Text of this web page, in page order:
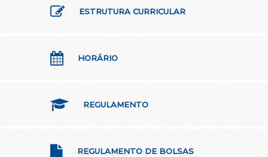
ESTRUTURA CURRICULAR
HORÁRIO
REGULAMENTO
REGULAMENTO DE BOLSAS